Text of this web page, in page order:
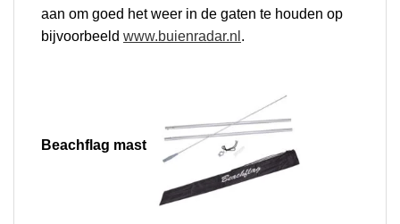
aan om goed het weer in de gaten te houden op
bijvoorbeeld www.buienradar.nl .
Beachflag mast